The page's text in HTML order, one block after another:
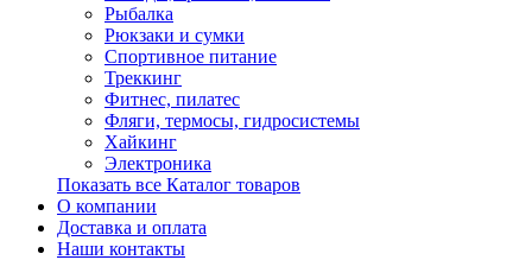
Рыбалка
Рюкзаки и сумки
Спортивное питание
Треккинг
Фитнес, пилатес
Фляги, термосы, гидросистемы
Хайкинг
Электроника
Показать все Каталог товаров
О компании
Доставка и оплата
Наши контакты